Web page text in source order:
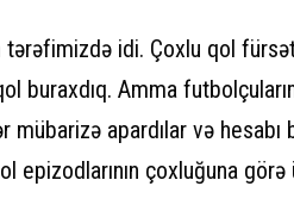
idi. Çoxlu qol
buraxdıq. Amma
mübarizə apardılar və
epizodlarının çoxluğuna